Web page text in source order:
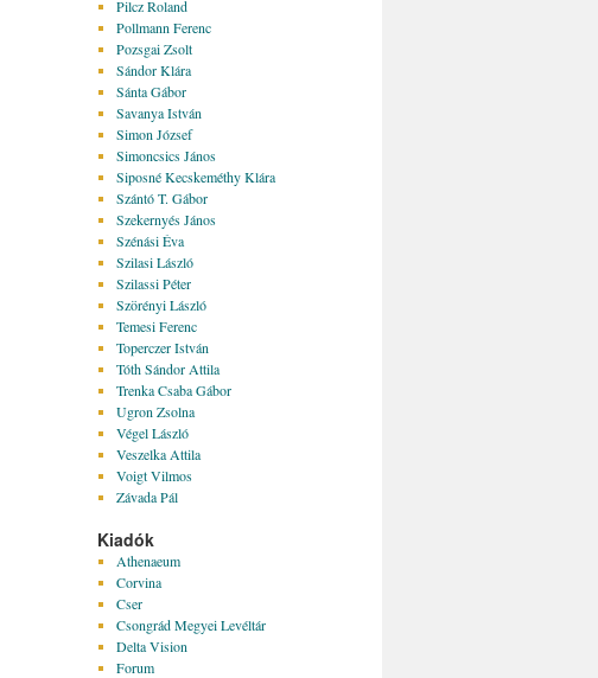
Pilcz Roland
Pollmann Ferenc
Pozsgai Zsolt
Sándor Klára
Sánta Gábor
Savanya István
Simon József
Simoncsics János
Siposné Kecskeméthy Klára
Szántó T. Gábor
Szekernyés János
Szénási Éva
Szilasi László
Szilassi Péter
Szörényi László
Temesi Ferenc
Toperczer István
Tóth Sándor Attila
Trenka Csaba Gábor
Ugron Zsolna
Végel László
Veszelka Attila
Voigt Vilmos
Závada Pál
Kiadók
Athenaeum
Corvina
Cser
Csongrád Megyei Levéltár
Delta Vision
Forum